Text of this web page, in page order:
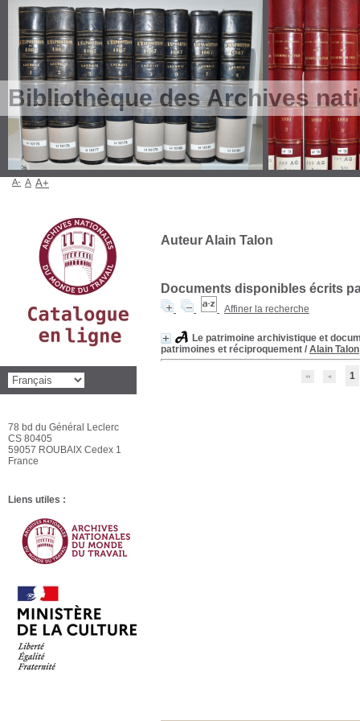
Bibliothèque des Archives
Auteur Alain Talon
Documents disponibles écrits
Affiner la recherche
Le patrimoine archivistique et
patrimoines et réciproquement / Alain Talon
1
A- A A+
78 bd du Général Leclerc
CS 80405
59057 ROUBAIX Cedex 1
France
Liens utiles :